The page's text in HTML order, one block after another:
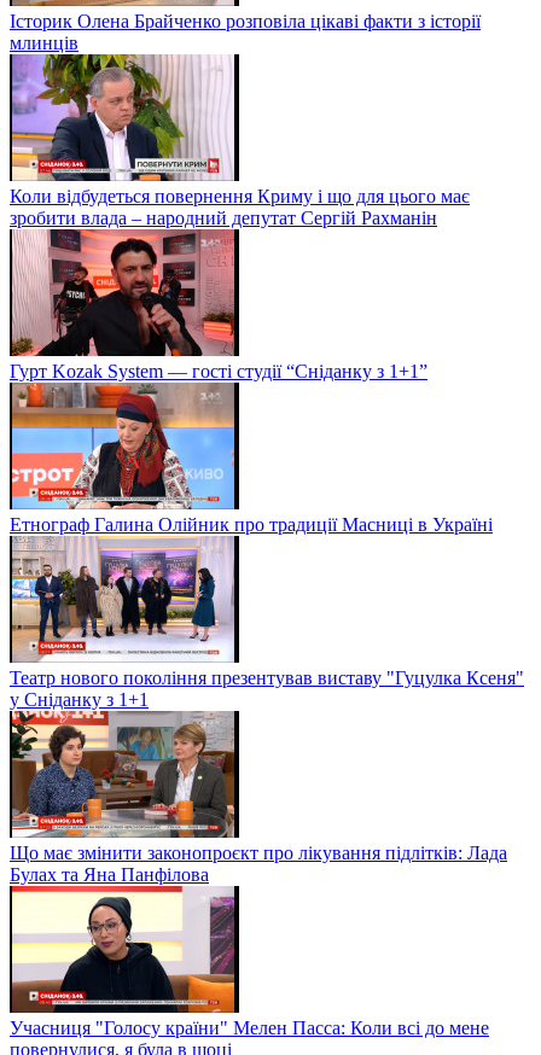
Історик Олена Брайченко розповіла цікаві факти з історії
млинців
Коли відбудеться повернення Криму і що для цього має
зробити влада – народний депутат Сергій Рахманін
Гурт Kozak System — гості студії “Сніданку з 1+1”
Етнограф Галина Олійник про традиції Масниці в Україні
Театр нового покоління презентував виставу "Гуцулка Ксеня"
у Сніданку з 1+1
Що має змінити законопроєкт про лікування підлітків: Лада
Булах та Яна Панфілова
Учасниця "Голосу країни" Мелен Пасса: Коли всі до мене
повернулися, я була в шоці